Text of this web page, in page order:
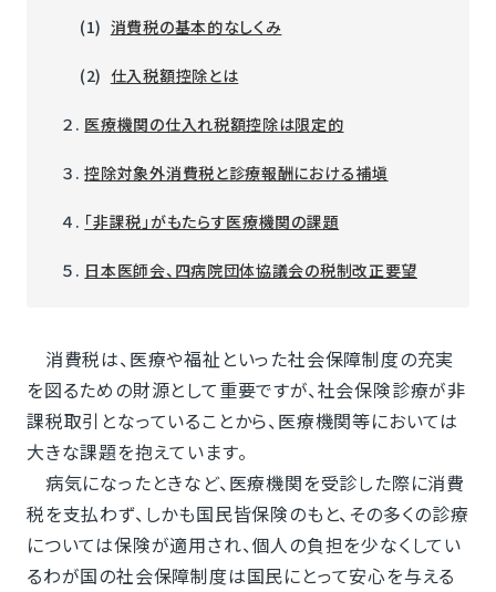
(1) 消費税の基本的なしくみ
(2) 仕入税額控除とは
２. 医療機関の仕入れ税額控除は限定的
３. 控除対象外消費税と診療報酬における補塡
４. 「非課税」がもたらす医療機関の課題
５. 日本医師会、四病院団体協議会の税制改正要望
消費税は、医療や福祉といった社会保障制度の充実
を図るための財源として重要ですが、社会保険診療が非
課税取引となっていることから、医療機関等においては
大きな課題を抱えています。
病気になったときなど、医療機関を受診した際に消費
税を支払わず、しかも国民皆保険のもと、その多くの診療
については保険が適用され、個人の負担を少なくしてい
るわが国の社会保障制度は国民にとって安心を与える